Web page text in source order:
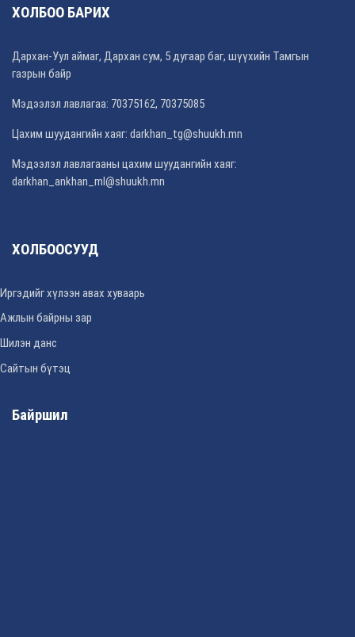
ХОЛБОО БАРИХ
Дархан-Уул аймаг, Дархан сум, 5 дугаар баг, шүүхийн Тамгын
газрын байр
Мэдээлэл лавлагаа: 70375162, 70375085
Цахим шуудангийн хаяг: darkhan_tg@shuukh.mn
Мэдээлэл лавлагааны цахим шуудангийн хаяг:
darkhan_ankhan_ml@shuukh.mn
ХОЛБООСУУД
Иргэдийг хүлээн авах хуваарь
Ажлын байрны зар
Шилэн данс
Сайтын бүтэц
Байршил